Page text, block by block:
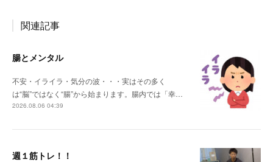
関連記事
腸とメンタル
不安・イライラ・気分の波・・・実はその多く
は“脳”ではなく“腸”から始まります。腸内では「幸…
2026.08.06 04:39
週１筋トレ！！